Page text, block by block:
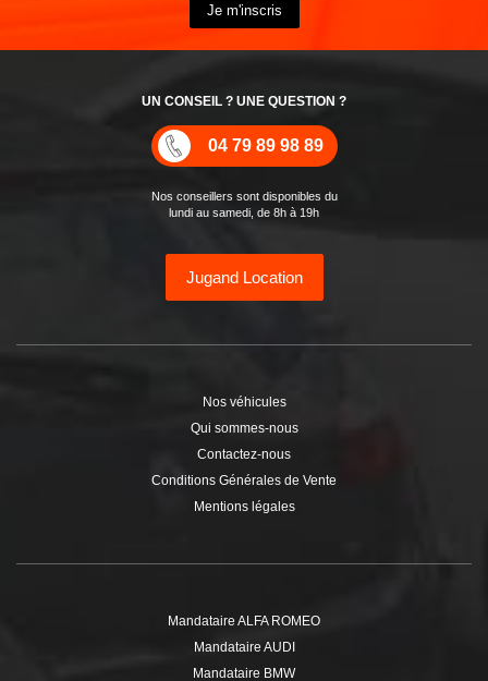
Je m'inscris
UN CONSEIL ? UNE QUESTION ?
04 79 89 98 89
Nos conseillers sont disponibles du
lundi au samedi, de 8h à 19h
Jugand Location
Nos véhicules
Qui sommes-nous
Contactez-nous
Conditions Générales de Vente
Mentions légales
Mandataire ALFA ROMEO
Mandataire AUDI
Mandataire BMW